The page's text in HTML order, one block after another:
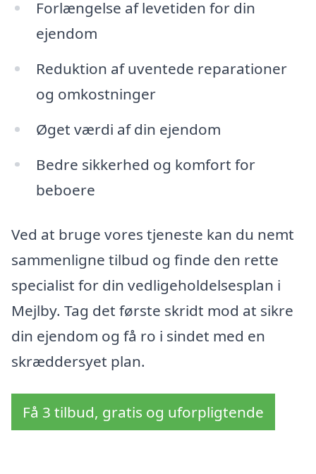
Forlængelse af levetiden for din
ejendom
Reduktion af uventede reparationer
og omkostninger
Øget værdi af din ejendom
Bedre sikkerhed og komfort for
beboere
Ved at bruge vores tjeneste kan du nemt
sammenligne tilbud og finde den rette
specialist for din vedligeholdelsesplan i
Mejlby. Tag det første skridt mod at sikre
din ejendom og få ro i sindet med en
skræddersyet plan.
Få 3 tilbud, gratis og uforpligtende